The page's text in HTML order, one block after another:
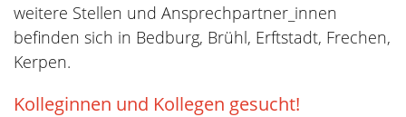
weitere Stellen und Ansprechpartner_innen
befinden sich in Bedburg, Brühl, Erftstadt, Frechen,
Kerpen.
Kolleginnen und Kollegen gesucht!